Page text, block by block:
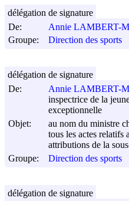
De:
Annie LAMBERT-
Groupe:
Direction des sports
délégation de signature
De:
Annie LAMBERT-
inspectrice de la
exceptionnelle
Objet:
au nom du ministre
tous les actes relatifs
attributions de la
Groupe:
Direction des sports
délégation de signature
délégation de signature